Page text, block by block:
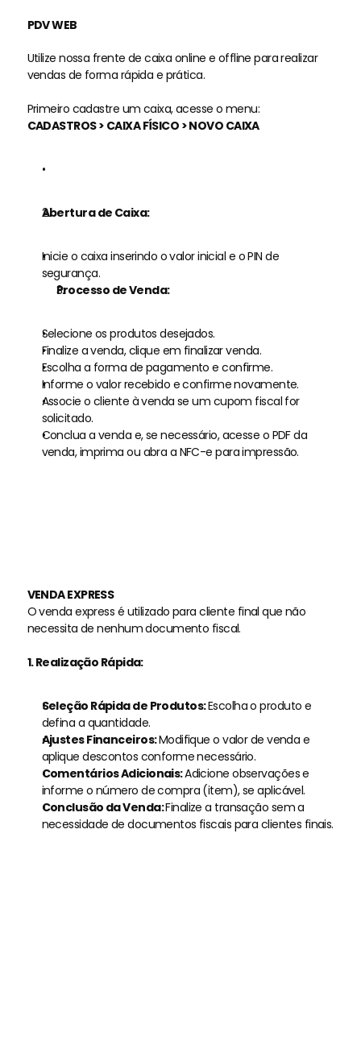
PDV WEB
Utilize nossa frente de caixa online e offline para realizar
vendas de forma rápida e prática.
Primeiro cadastre um caixa, acesse o menu:
CADASTROS > CAIXA FÍSICO > NOVO CAIXA
Abertura de Caixa:
Inicie o caixa inserindo o valor inicial e o PIN de
segurança.
Processo de Venda:
Selecione os produtos desejados.
Finalize a venda, clique em finalizar venda.
Escolha a forma de pagamento e confirme.
Informe o valor recebido e confirme novamente.
Associe o cliente à venda se um cupom fiscal for
solicitado.
Conclua a venda e, se necessário, acesse o PDF da
venda, imprima ou abra a NFC-e para impressão.
VENDA EXPRESS
O venda express é utilizado para cliente final que não
necessita de nenhum documento fiscal.
1. Realização Rápida:
Seleção Rápida de Produtos: Escolha o produto e
defina a quantidade.
Ajustes Financeiros: Modifique o valor de venda e
aplique descontos conforme necessário.
Comentários Adicionais: Adicione observações e
informe o número de compra (item), se aplicável.
Conclusão da Venda: Finalize a transação sem a
necessidade de documentos fiscais para clientes finais.